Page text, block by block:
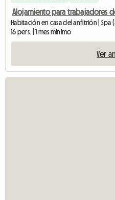
Alojamiento para trabajadores
Habitación en casa del anfitrión | Spa
16 pers. | 1 mes mínimo
Ver